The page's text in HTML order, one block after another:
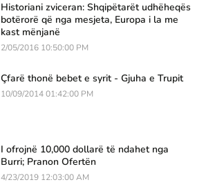
Historiani zviceran: Shqipëtarët udhëheqës
botërorë që nga mesjeta, Europa i la me
kast mënjanë
2/05/2016 10:50:00 PM
Çfarë thonë bebet e syrit - Gjuha e Trupit
10/09/2014 01:42:00 PM
I ofrojnë 10,000 dollarë të ndahet nga
Burri; Pranon Ofertën
4/23/2019 12:03:00 AM